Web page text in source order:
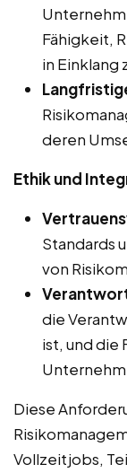
Fähigkeit,
in Einklang
deren
Ethik und
Standards
von
die
ist, und die
Diese
Vollzeitjobs,